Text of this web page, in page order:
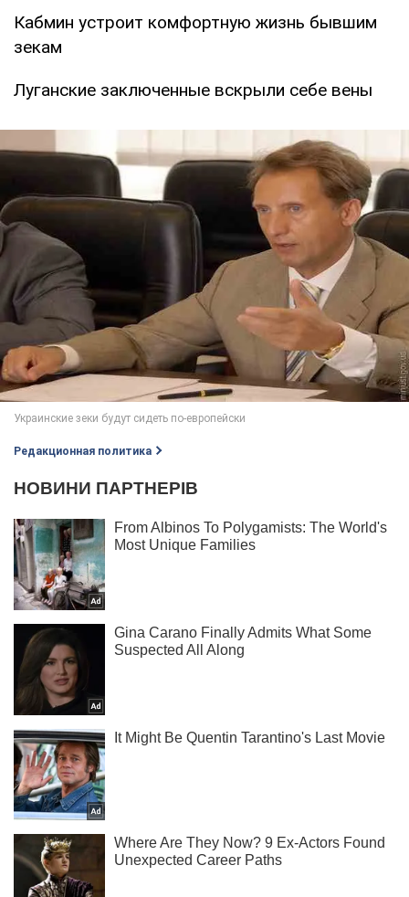
Кабмин устроит комфортную жизнь бывшим
зекам
Луганские заключенные вскрыли себе вены
Редакционная политика